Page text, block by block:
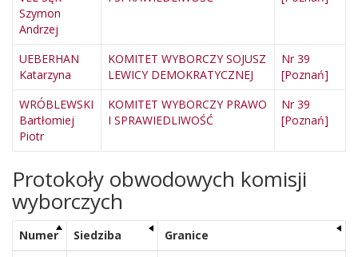
Szymon
Andrzej
UEBERHAN
Katarzyna
KOMITET WYBORCZY SOJUSZ
LEWICY DEMOKRATYCZNEJ
Nr 39
[Poznań]
WRÓBLEWSKI
Bartłomiej
Piotr
KOMITET WYBORCZY PRAWO
I SPRAWIEDLIWOŚĆ
Nr 39
[Poznań]
Protokoły obwodowych komisji
wyborczych
Numer Siedziba
Granice